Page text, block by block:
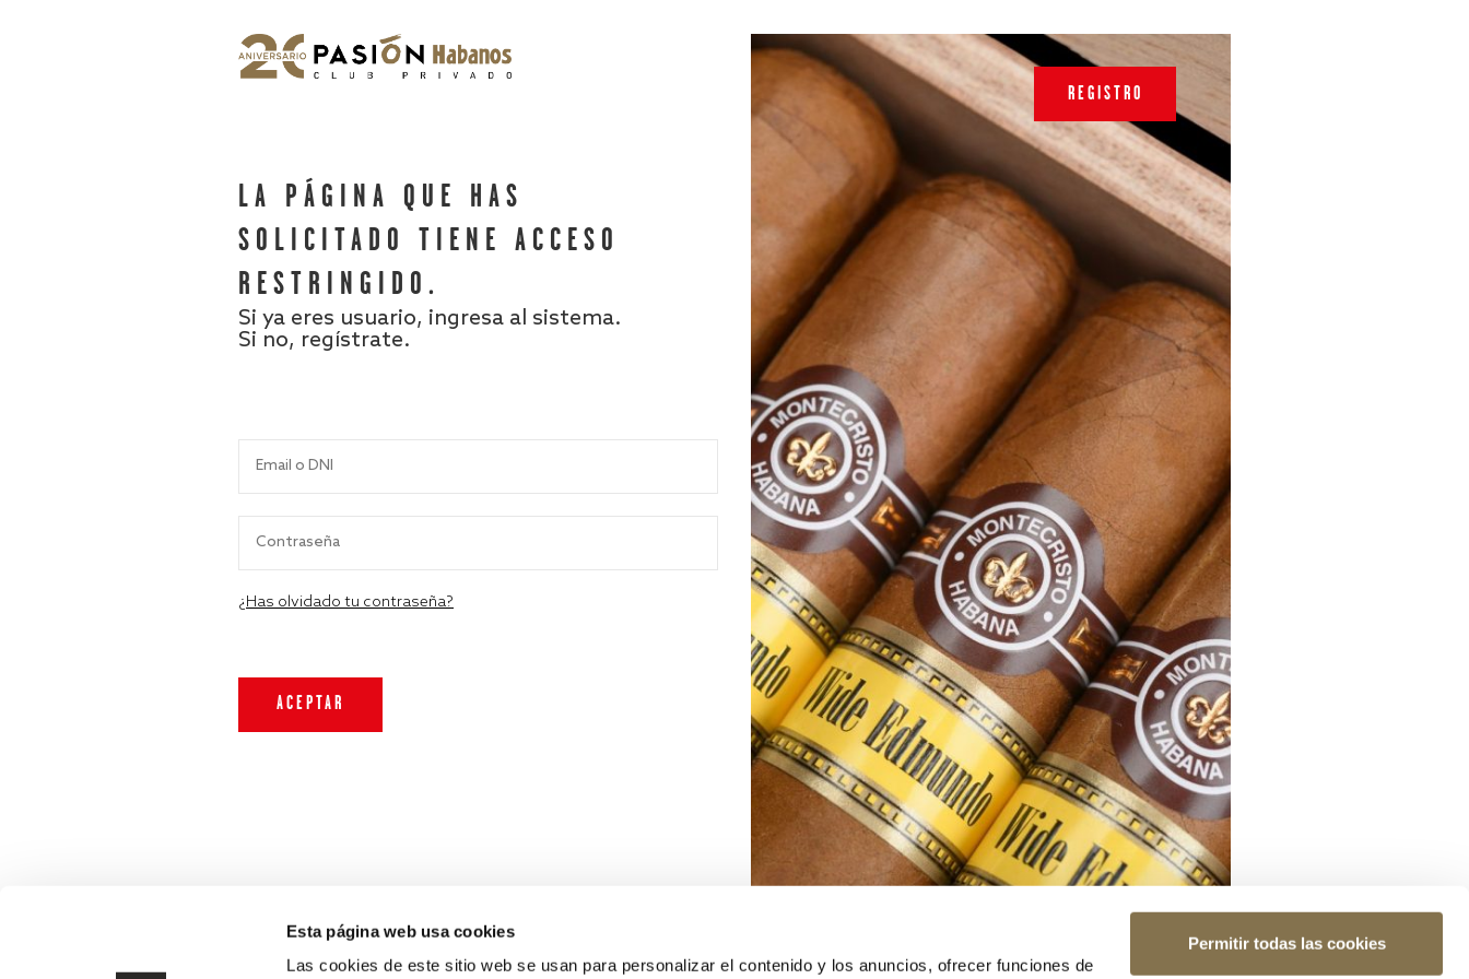
Esta página web usa cookies
Las cookies de este sitio web se usan para personalizar el contenido y los anuncios, ofrecer funciones de
Permitir todas las cookies
LA PÁGINA QUE HAS
SOLICITADO TIENE ACCESO
RESTRINGIDO.
Si ya eres usuario, ingresa al sistema.
Si no, regístrate.
¿Has olvidado tu contraseña?
REGISTRO